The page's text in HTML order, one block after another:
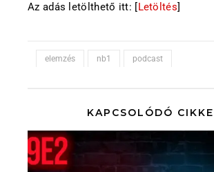
Az adás letölthető itt: [Letöltés]
elemzés nb1 podcast
KAPCSOLÓDÓ